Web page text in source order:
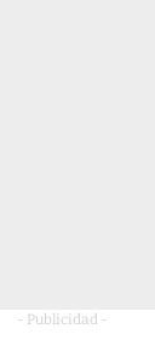
- Publicidad -